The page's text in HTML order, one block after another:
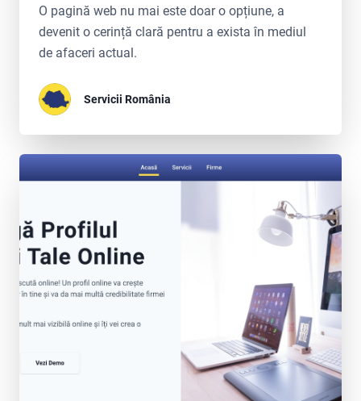
O pagină web nu mai este doar o opțiune, a
devenit o cerință clară pentru a exista în mediul
de afaceri actual.
Servicii România